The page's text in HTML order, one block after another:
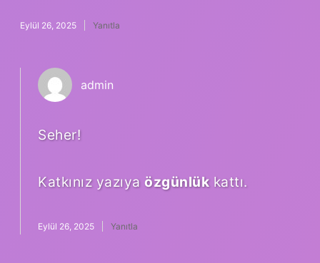
Eylül 26, 2025 Yanıtla
admin
Seher!
Katkınız yazıya özgünlük kattı.
Eylül 26, 2025 Yanıtla